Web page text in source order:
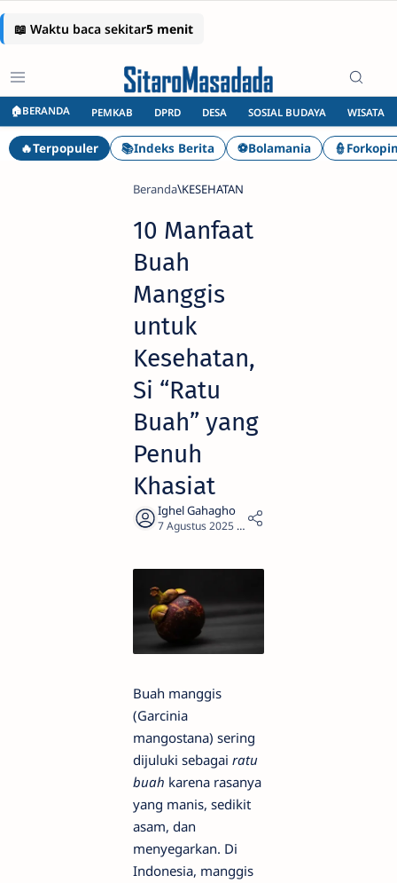
🏠BERANDA PEMKAB DPRD DESA SOSIAL BUDAYA WISATA
🔥Terpopuler 📚Indeks Berita ⚽Bolamania
Beranda KESEHATAN
10 Manfaat
Buah
Manggis
untuk
Kesehatan,
Si “Ratu
Buah” yang
Penuh
Khasiat
3
Buah manggis
(Garcinia
mangostana) sering
dijuluki sebagai ratu
buah karena rasanya
yang manis, sedikit
asam, dan
menyegarkan. Di
Indonesia, manggis